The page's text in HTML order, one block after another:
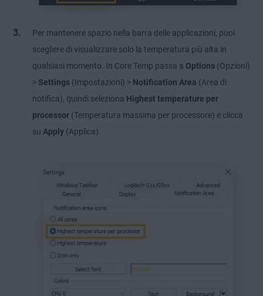
Per mantenere spazio nella barra delle applicazioni, puoi
scegliere di visualizzare solo la temperatura più alta in
qualsiasi momento. In Core Temp passa a Options (Opzioni)
> Settings (Impostazioni) > Notification Area (Area di
notifica), quindi seleziona Highest temperature per
processor (Temperatura massima per processore) e clicca
su Apply (Applica).